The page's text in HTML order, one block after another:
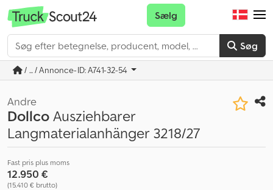
Søg
Sælg
/ ... / Annonce-ID: A741-32-54
Andre
DollcoAusziehbarer
Langmaterialanhänger 3218/27
Fast pris plus moms
12.950 €
(15.410 € brutto)